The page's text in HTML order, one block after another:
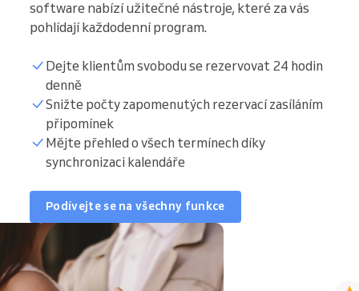
software nabízí užitečné nástroje, které za vás
pohlídají každodenní program.
Dejte klientům svobodu se rezervovat 24 hodin
denně
Snižte počty zapomenutých rezervací zasíláním
připomínek
Mějte přehled o všech termínech díky
synchronizaci kalendáře
Podívejte se na všechny funkce